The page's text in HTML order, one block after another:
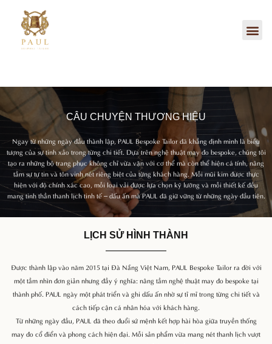
CÂU CHUYỆN THƯƠNG HIỆU
Ngay từ những ngày đầu thành lập, PAUL Bespoke Tailor đã khẳng định mình là biểu
tượng của sự tinh xảo trong từng chi tiết. Dựa trên nghệ thuật may đo bespoke, chúng tôi
tạo ra những bộ trang phục không chỉ vừa vặn với cơ thể mà còn thể hiện cá tính, nâng
tầm sự tự tin và tôn vinh nét riêng biệt của từng khách hàng. Mỗi mũi kim được thực
hiện với độ chính xác cao, mỗi loại vải được lựa chọn kỹ lưỡng và mỗi thiết kế đều
mang tinh thần thanh lịch tinh tế – dấu ấn mà PAUL đã giữ vững từ những ngày đầu tiên.
LỊCH SỬ HÌNH THÀNH
Được thành lập vào năm 2015 tại Đà Nẵng Việt Nam, PAUL Bespoke Tailor ra đời với
một tầm nhìn đơn giản nhưng đầy ý nghĩa: nâng tầm nghệ thuật may đo bespoke tại
thành phố. PAUL ngày một phát triển và ghi dấu ấn nhờ sự tỉ mỉ trong từng chi tiết và
cách tiếp cận cá nhân hóa với khách hàng.
Từ những ngày đầu, PAUL đã theo đuổi sứ mệnh kết hợp hài hòa giữa truyền thống
may đo cổ điển và phong cách hiện đại. Mỗi sản phẩm vừa mang nét thanh lịch vượt